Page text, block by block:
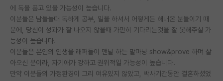
임용 정보 게시판
학부 인턴 게시판
취업 게시판
임용 후기 게시판
에 독을 품고 있을 가능성이 높습니다.
이분들은 남들놀때 독하게 공부, 일을 하셔서 어떻게든 해내온 분들이기 때
문에, 당신이 성과가 잘 나오지 않을때 가만히 기다리는것을 잘 못해주실 가
능성이 높습니다.
이분들은 본인의 인생을 래퍼들이 맨날 하는 말마냥 show&prove 하며 살
아오신 분이라, 자기애가 강하고 권위적일 가능성이 높습니다.
만약 이분들의 가정환경이 그리 여유있지 않았고, 박사기간동안 결혼하셨었